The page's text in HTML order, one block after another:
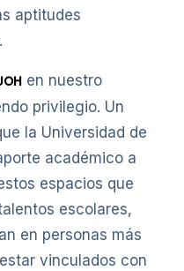
aptitudes
en nuestro
privilegio. Un
la Universidad de
académico a
espacios que
escolares,
en personas más
vinculados con